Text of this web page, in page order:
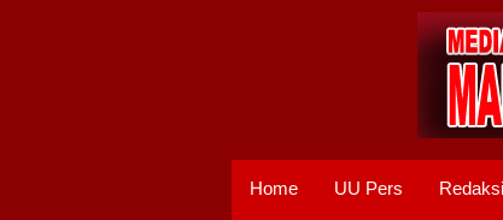
Home UU Pers Redaksi